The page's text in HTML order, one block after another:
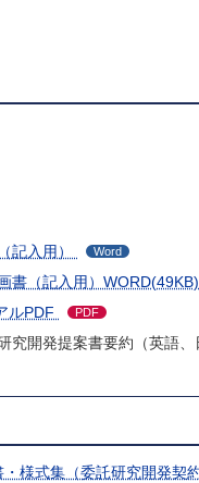
記入用） Word
書（記入用）WORD(49KB)
ルPDF PDF
究開発提案書要約（英語、
様式集（委託研究開発契約